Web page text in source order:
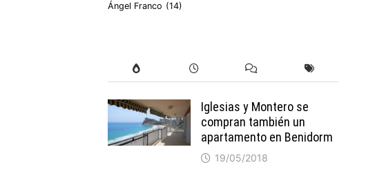
Ángel Franco (14)
Iglesias y Montero se
compran también un
apartamento en Benidorm
19/05/2018